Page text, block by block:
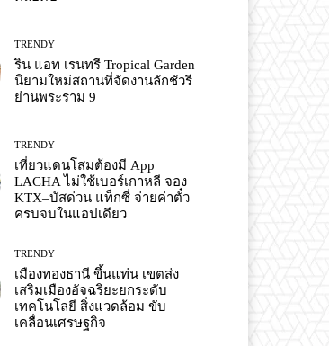
TRENDY
ริน แอท เรนทรี Tropical Garden
นิยามใหม่สถานที่จัดงานลักชัวรี
ย่านพระราม 9
TRENDY
เที่ยวแดนโสมต้องมี App
LACHA ไม่ใช้เบอร์เกาหลี จอง
KTX–บัสด่วน แท็กซี่ จ่ายค่าตั๋ว
ครบจบในแอปเดียว
TRENDY
เมืองทองธานี ขึ้นแท่น เขตส่ง
เสริมเมืองอัจฉริยะยกระดับ
เทคโนโลยี สิ่งแวดล้อม ขับ
เคลื่อนเศรษฐกิจ